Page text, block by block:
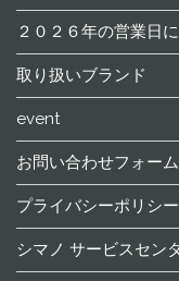
２０２６年の営業日
取り扱いブランド
event
お問い合わせフォーム
プライバシーポリシー
シマノ サービスセン